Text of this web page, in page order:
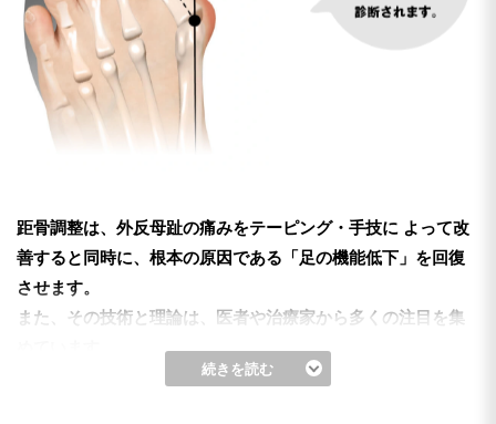
距骨調整は、外反母趾の痛みをテーピング・手技に よって改
善すると同時に、根本の原因である「足の機能低下」を回復
させます。
また、その技術と理論は、医者や治療家から多くの注目を集
続きを読む